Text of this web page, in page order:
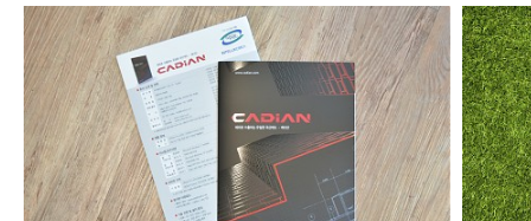
캐디안 기업용 카탈로그